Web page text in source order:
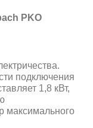
PKO
подключения
1,8 кВт,
максимального